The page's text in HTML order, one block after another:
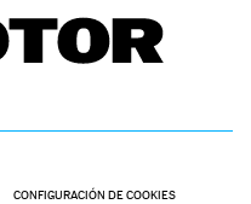
CONFIGURACIÓN DE COOKIES